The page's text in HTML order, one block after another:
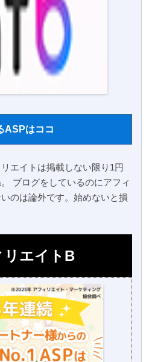
ASPはココ
エイトは掲載しない限り1円
ブログをしているのにアフィ
のは論外です。始めないと損
リエイトB